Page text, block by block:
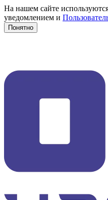
На нашем сайте
уведомлением и
Понятно